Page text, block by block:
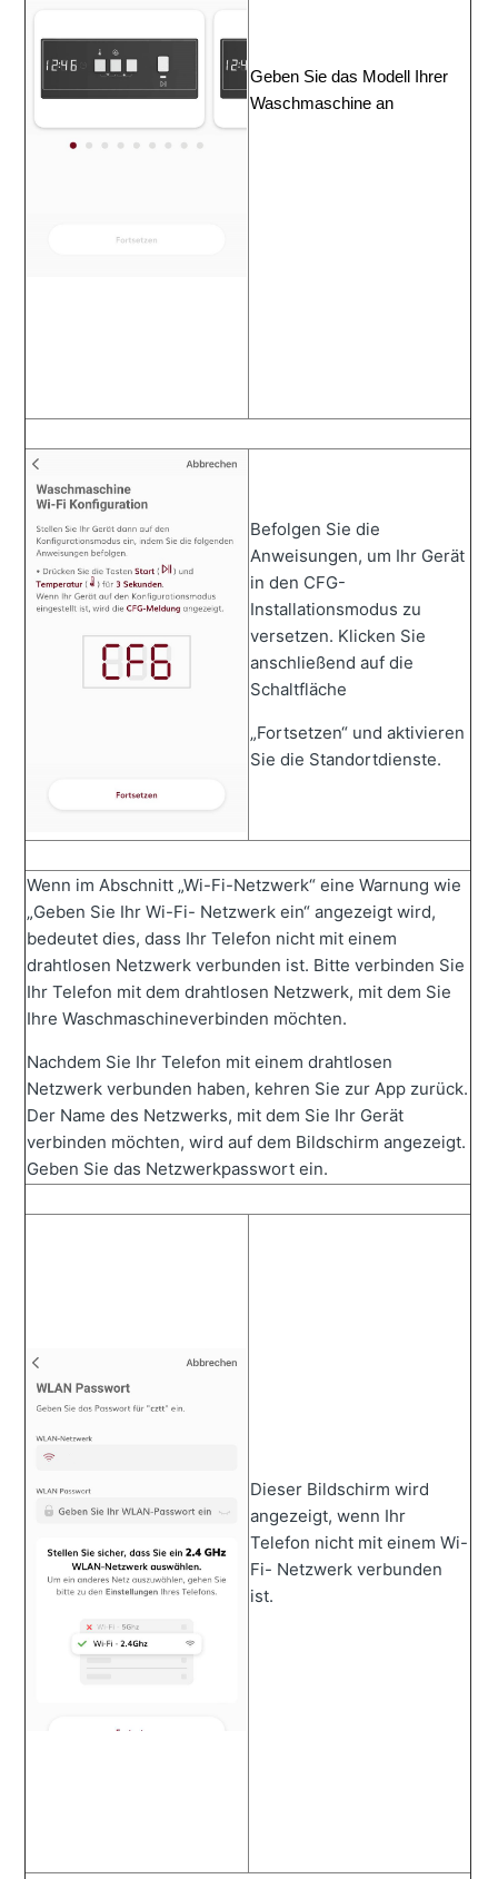
Geben Sie das Modell
Ihrer
Waschmaschine an
Befolgen Sie die
Anweisungen, um Ihr Gerät
in den CFG-
Installationsmodus zu
versetzen. Klicken Sie
anschließend auf die
Schaltfläche
„Fortsetzen“ und aktivieren
Sie die Standortdienste.
Wenn im Abschnitt „Wi-Fi-Netzwerk“ eine Warnung wie
„Geben Sie Ihr Wi-Fi- Netzwerk ein“ angezeigt wird,
bedeutet dies, dass Ihr Telefon nicht mit einem
drahtlosen Netzwerk verbunden ist. Bitte verbinden Sie
Ihr Telefon mit dem drahtlosen Netzwerk, mit dem Sie
Ihre Waschmaschineverbinden möchten.
Nachdem Sie Ihr Telefon mit einem drahtlosen
Netzwerk verbunden haben, kehren Sie zur App zurück.
Der Name des Netzwerks, mit dem Sie Ihr Gerät
verbinden möchten, wird auf dem Bildschirm angezeigt.
Geben Sie das Netzwerkpasswort ein.
Dieser Bildschirm wird
angezeigt, wenn Ihr
Telefon nicht mit einem Wi-
Fi- Netzwerk verbunden
ist.